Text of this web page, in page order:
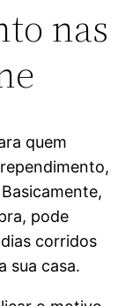
nas
quem
pode
corridos
sua casa.